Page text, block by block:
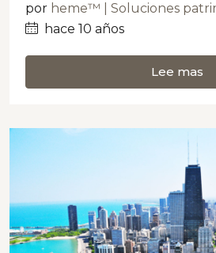
por heme™ | Soluciones
hace 10 años
Lee mas